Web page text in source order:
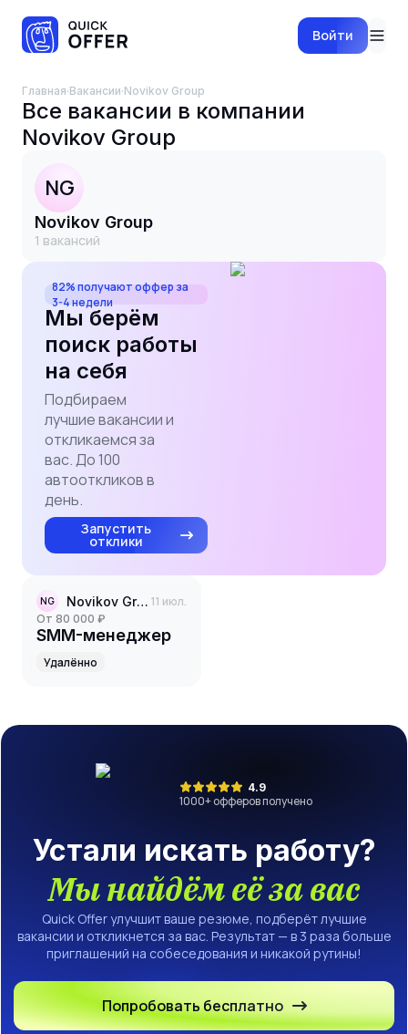
Войти
Главная·Вакансии· Novikov Group
Все вакансии в компании
Novikov Group
NG
Novikov Group
1 вакансий
82% получают оффер за
3-4 недели
Мы берём
поиск работы
на себя
Подбираем
лучшие вакансии и
откликаемся за
вас. До 100
автооткликов в
день.
Запустить
отклики
NG Novikov Group 11 июл.
от 80 000 ₽
SMM-менеджер
Удалённо
4.9
1000+ офферов получено
Устали искать работу?
Мы найдём её за вас
Quick Offer улучшит ваше резюме, подберёт лучшие
вакансии и откликнется за вас. Результат — в 3 раза больше
приглашений на собеседования и никакой рутины!
Попробовать бесплатно